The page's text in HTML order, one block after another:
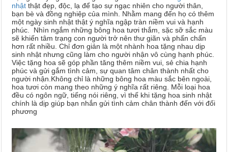
nhật thật đẹp, độc, lạ để tạo sự ngạc nhiên cho người thân,
bạn bè và đồng nghiệp của mình. Nhằm mang đến họ có thêm
một ngày sinh nhật thật ý nghĩa ngập tràn niềm vui và hạnh
phúc. Nhìn ngắm những bông hoa tươi thắm, sặc sỡ sắc màu
sẽ khiến tâm trạng con người trở nên thư giãn và phấn chấn
hơn rất nhiều. Chỉ đơn giản là một nhành hoa tặng nhau dịp
sinh nhật nhưng cũng làm cho người nhận vô cùng hạnh phúc.
Việc tặng hoa sẽ góp phần tăng thêm niềm vui, sẻ chia hạnh
phúc và gửi gắm tình cảm, sự quan tâm chân thành nhất cho
người nhận.Không chỉ là những bông hoa màu sắc bên ngoài,
hoa tươi còn mang theo những ý nghĩa rất riêng. Mỗi loại hoa
đều có ngôn ngữ, tiếng nói riêng, vì thế khi tặng hoa sinh nhật
chính là dịp giúp bạn nhắn gửi tình cảm chân thành đến với đối
phương